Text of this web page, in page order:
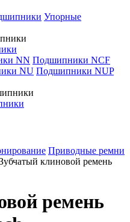
Упорные
NN Подшипники NCF
NU Подшипники NUP
Приводные ремни
клиновой ремень
ремень